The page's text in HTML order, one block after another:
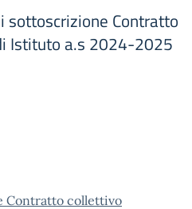
sottoscrizione Contratto
Istituto a.s 2024-2025
Contratto collettivo